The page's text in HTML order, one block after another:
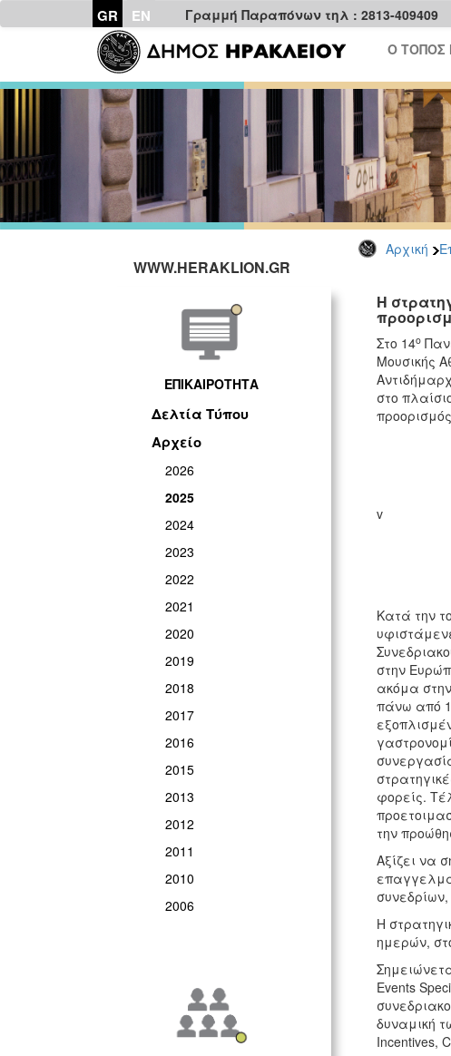
GR EN Γραμμή Παραπόνων τηλ : 2813-409409
Ο ΤΟΠΟΣ
Αρχική
WWW.HERAKLION.GR
ΕΠΙΚΑΙΡΟΤΗΤΑ
Δελτία Τύπου
Αρχείο
2026
2025
2024
2023
2022
2021
2020
2019
2018
2017
2016
2015
2013
2012
2011
2010
2006
Η
Στο 14ο
Μουσικής
στο
Κατά την
στην
ακόμα
πάνω από
φορείς.
την
Αξίζει να
Η
ημερών,
Events
δυναμική
Incentives,